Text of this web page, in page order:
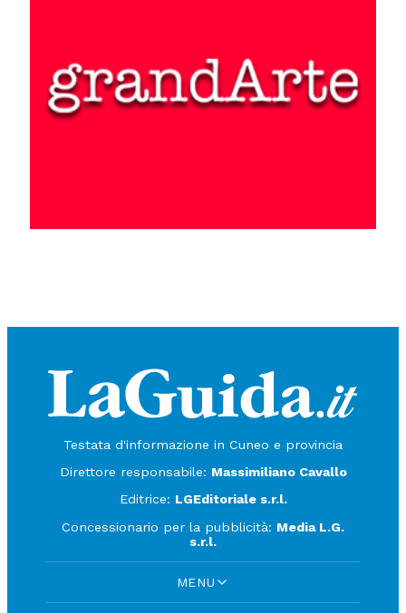
Testata d'informazione in Cuneo e provincia
Direttore responsabile: Massimiliano Cavallo
Editrice: LGEditoriale s.r.l.
Concessionario per la pubblicità: Media L.G.
s.r.l.
MENU